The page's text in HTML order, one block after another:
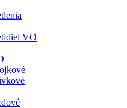
VO